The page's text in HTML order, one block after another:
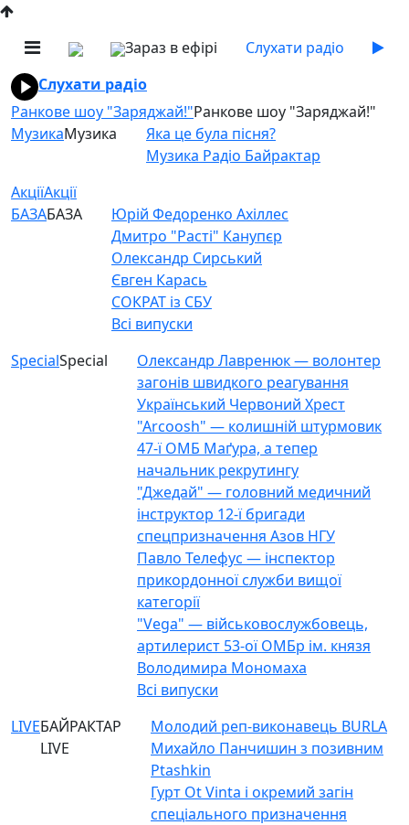
Зараз в ефірі
Слухати радіо
Слухати радіо
Ранкове шоу "Заряджай!"Ранкове шоу "Заряджай!"
МузикаМузика
Яка це була пісня?
Музика Радіо Байрактар
АкціїАкції
БАЗАБАЗА
Юрій Федоренко Ахіллес
Дмитро "Расті" Канупєр
Олександр Сирський
Євген Карась
СОКРАТ із СБУ
Всі випуски
SpecialSpecial
Олександр Лавренюк — волонтер
загонів швидкого реагування
Український Червоний Хрест
"Arcoosh" — колишній штурмовик
47-ї ОМБ Маґура, а тепер
начальник рекрутингу
"Джедай" — головний медичний
інструктор 12-ї бригади
спецпризначення Азов НГУ
Павло Телефус — інспектор
прикордонної служби вищої
категорії
"Vega" — військовослужбовець,
артилерист 53-ої ОМБр ім. князя
Володимира Мономаха
Всі випуски
LIVEБАЙРАКТАР
LIVE
Молодий реп-виконавець BURLA
Михайло Панчишин з позивним
Ptashkin
Гурт Ot Vinta і окремий загін
спеціального призначення